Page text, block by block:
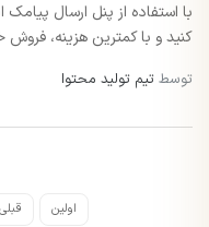
با استفاده از پنل ارسال
کنید و با کمترین هزینه، فروش
توسط تیم تولید محتوا
اولین قبلی